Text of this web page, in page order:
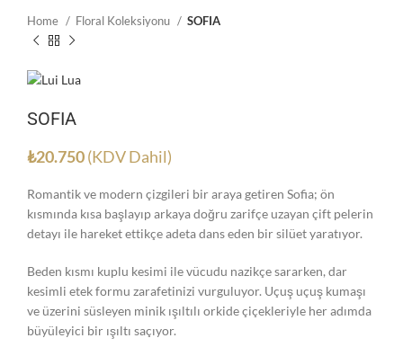
Home Floral Koleksiyonu SOFIA
SOFIA
₺20.750(KDV Dahil)
Romantik ve modern çizgileri bir araya getiren Sofia; ön
kısmında kısa başlayıp arkaya doğru zarifçe uzayan çift pelerin
detayı ile hareket ettikçe adeta dans eden bir silüet yaratıyor.
Beden kısmı kuplu kesimi ile vücudu nazikçe sararken, dar
kesimli etek formu zarafetinizi vurguluyor. Uçuş uçuş kumaşı
ve üzerini süsleyen minik ışıltılı orkide çiçekleriyle her adımda
büyüleyici bir ışıltı saçıyor.